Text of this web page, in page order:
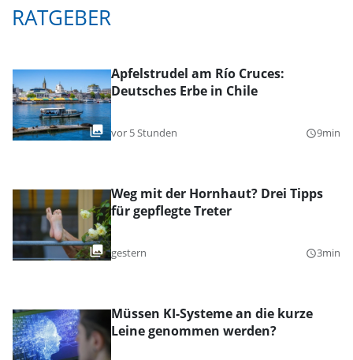
RATGEBER
Apfelstrudel am Río Cruces:
Deutsches Erbe in Chile
vor 5 Stunden query_builder9min
Weg mit der Hornhaut? Drei Tipps
für gepflegte Treter
gestern query_builder3min
Müssen KI-Systeme an die kurze
Leine genommen werden?